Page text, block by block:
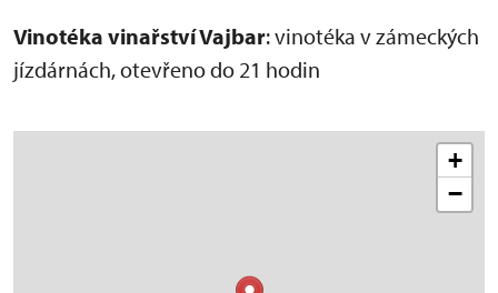
Vinotéka vinařství Vajbar: vinotéka v zámeckých
jízdárnách, otevřeno do 21 hodin
+
−